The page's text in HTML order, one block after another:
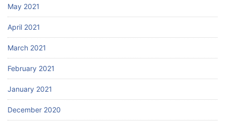
May 2021
April 2021
March 2021
February 2021
January 2021
December 2020